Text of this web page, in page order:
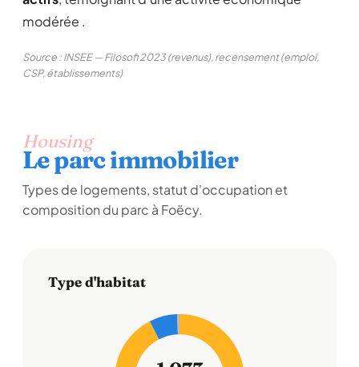
modérée .
Source : INSEE — Filosofi 2023 (revenus), recensement (emploi,
CSP, établissements)
Housing
Le parc immobilier
Types de logements, statut d'occupation et
composition du parc à Foëcy.
Type d'habitat